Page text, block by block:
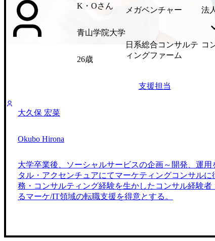
K・Oさん
青山学院大学
26歳
メガベンチャー 法
日系総合コンサルテ
ィングファーム
コ
支援担当
大久保 宏菜
Okubo Hirona
大学卒業後、ソーシャルサービスの企画～開発、運
タル・アクセンチュアにてマーケティングコンサルに
務・コンサルティング経験を生かしたコンサル経験
るマーケ/IT領域の転職支援を得意とする。